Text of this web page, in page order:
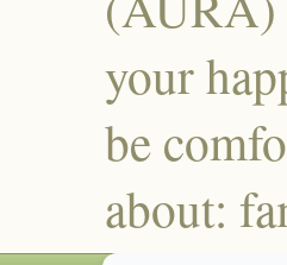
your
be
about: